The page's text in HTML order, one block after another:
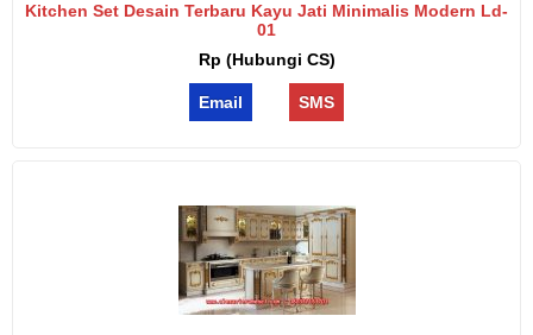
Kitchen Set Desain Terbaru Kayu Jati Minimalis Modern Ld-
01
Rp (Hubungi CS)
Email SMS